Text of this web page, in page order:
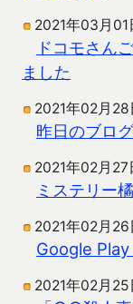
2021年03月01
ドコモさん
ました
2021年02月28
昨日のブロ
2021年02月27
ミステリー
2021年02月26
Google Play
2021年02月25